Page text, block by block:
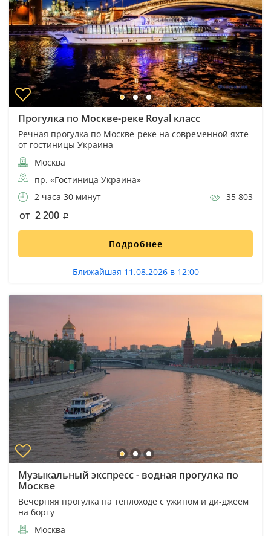
Прогулка по Москве-реке Royal класс
Речная прогулка по Москве-реке на современной яхте
от гостиницы Украина
Москва
пр. «Гостиница Украина»
2 часа 30 минут
35 803
от 2 200
Подробнее
Ближайшая 11.08.2026 в 12:00
Музыкальный экспресс - водная прогулка по
Москве
Вечерняя прогулка на теплоходе с ужином и ди-джеем
на борту
Москва